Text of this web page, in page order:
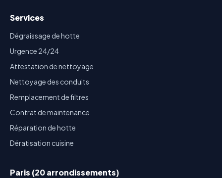
Services
Dégraissage de hotte
Urgence 24/24
Attestation de nettoyage
Nettoyage des conduits
Remplacement de filtres
Contrat de maintenance
Réparation de hotte
Dératisation cuisine
Paris (20 arrondissements)